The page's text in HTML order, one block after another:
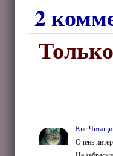
2
Кис
Очень